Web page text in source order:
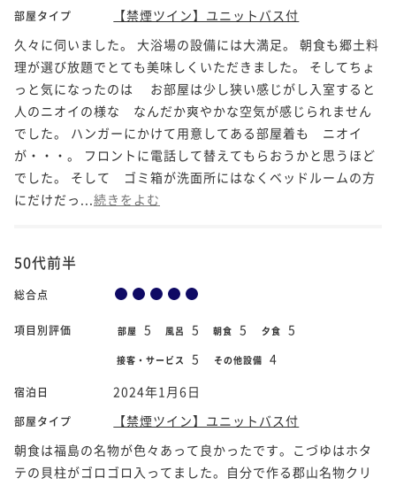
部屋タイプ
【禁煙ツイン】ユニットバス付
久々に伺いました。 大浴場の設備には大満足。 朝食も郷土料
理が選び放題でとても美味しくいただきました。 そしてちょ
っと気になったのは お部屋は少し狭い感じがし入室すると
人のニオイの様な なんだか爽やかな空気が感じられません
でした。 ハンガーにかけて用意してある部屋着も ニオイ
が・・・。 フロントに電話して替えてもらおうかと思うほど
でした。 そして ゴミ箱が洗面所にはなくベッドルームの方
にだけだっ... 続きをよむ
50代前半
総合点
項目別評価 部屋 5 風呂 5 朝食 5 夕食 5
接客・サービス 5 その他設備 4
宿泊日 2024年1月6日
部屋タイプ
【禁煙ツイン】ユニットバス付
朝食は福島の名物が色々あって良かったです。こづゆはホタ
テの貝柱がゴロゴロ入ってました。自分で作る郡山名物クリ